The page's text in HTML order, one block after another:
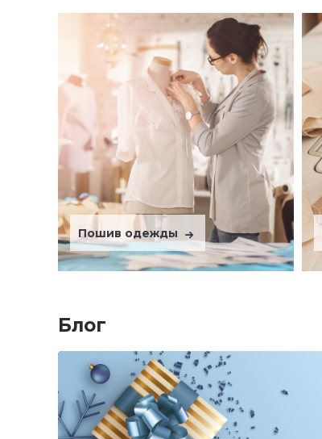
Пошив одежды
Блог